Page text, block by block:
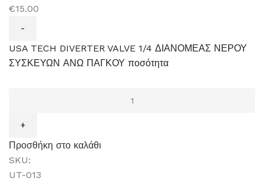
€15.00
USA TECH DIVERTER VALVE 1/4 ΔΙΑΝΟΜΕΑΣ ΝΕΡΟΥ
ΣΥΣΚΕΥΩΝ ΑΝΩ ΠΑΓΚΟΥ ποσότητα
Προσθήκη στο καλάθι
SKU:
UT-013